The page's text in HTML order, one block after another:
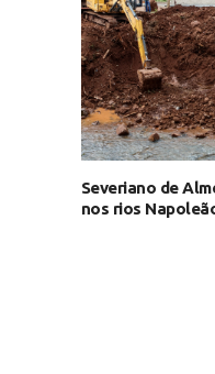
Severiano de
nos rios